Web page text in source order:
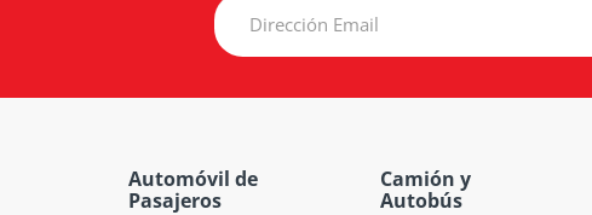
Automóvil de
Pasajeros
Camión y
Autobús